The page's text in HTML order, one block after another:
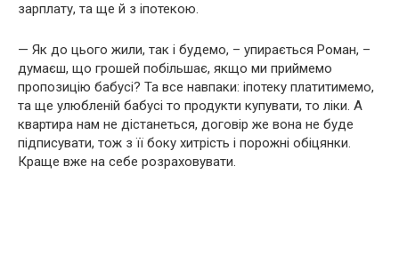
зарплату, та ще й з іпотекою.
— Як до цього жили, так і будемо, – упирається Роман, –
думаєш, що грошей побільшає, якщо ми приймемо
пропозицію бабусі? Та все навпаки: іпотеку платитимемо,
та ще улюбленій бабусі то продукти купувати, то ліки. А
квартира нам не дістанеться, договір же вона не буде
підписувати, тож з її боку хитрість і порожні обіцянки.
Краще вже на себе розраховувати.